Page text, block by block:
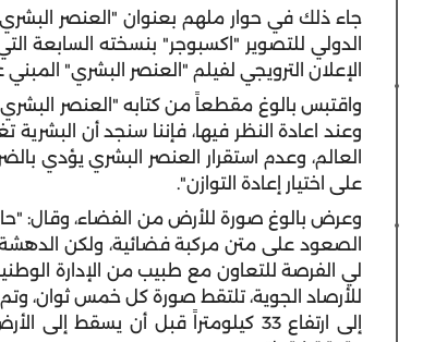
جاء ذلك في حوار ملهم بعنوان "العنصر
الإعلان الترويجي لفيلم "العنصر البشري"
واقتبس بالوغ مقطعاً من كتابه "العنصر
وعند اعادة النظر فيها، فإننا سنجد أن
العالم، وعدم استقرار العنصر البشري يؤدي
على اختيار إعادة التوازن".
وعرض بالوغ صورة للأرض من الفضاء، وقال:
الصعود على متن مركبة فضائية، ولكن
لي الفرصة للتعاون مع طبيب من الإدارة